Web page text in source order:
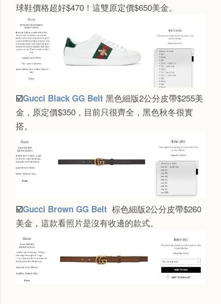
球鞋價格超好$470 ！這雙原定價$650美金。
☑️Gucci Black GG Belt 黑色細版2公分皮帶$255美
金 ，原定價$350， 目前只很齊全，黑色秋冬很實
搭。
☑️Gucci Brown GG Belt 棕色細版2公分皮帶$260
美金，這款看照片是沒有收邊的款式。